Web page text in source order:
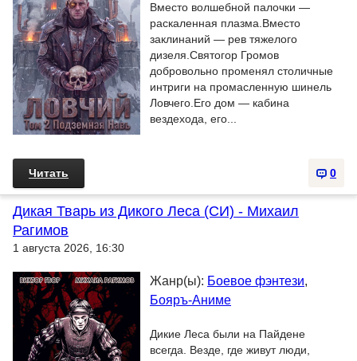
Вместо волшебной палочки —
раскаленная плазма.Вместо
заклинаний — рев тяжелого
дизеля.Святогор Громов
добровольно променял столичные
интриги на промасленную шинель
Ловчего.Его дом — кабина
вездехода, его...
0
Читать
Дикая Тварь из Дикого Леса (СИ) - Михаил
Рагимов
1 августа 2026, 16:30
Жанр(ы): Боевое фэнтези,
Бояръ-Аниме
Дикие Леса были на Пайдене
всегда. Везде, где живут люди,